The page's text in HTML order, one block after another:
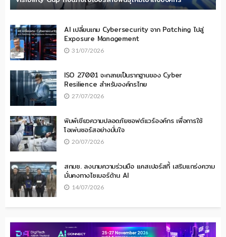
AI เปลี่ยนเกม Cybersecurity จาก Patching ไปสู่
Exposure Management
31/07/2026
ISO 27001 จะกลายเป็นรากฐานของ Cyber
Resilience สำหรับองค์กรไทย
27/07/2026
พิมพ์เขียวความปลอดภัยซอฟต์แวร์องค์กร เพื่อการใช้
โอเพ่นซอร์สอย่างมั่นใจ
20/07/2026
สกมช. ลงนามความร่วมมือ แคสเปอร์สกี้ เสริมแกร่งความ
มั่นคงทางไซเบอร์ด้าน AI
14/07/2026